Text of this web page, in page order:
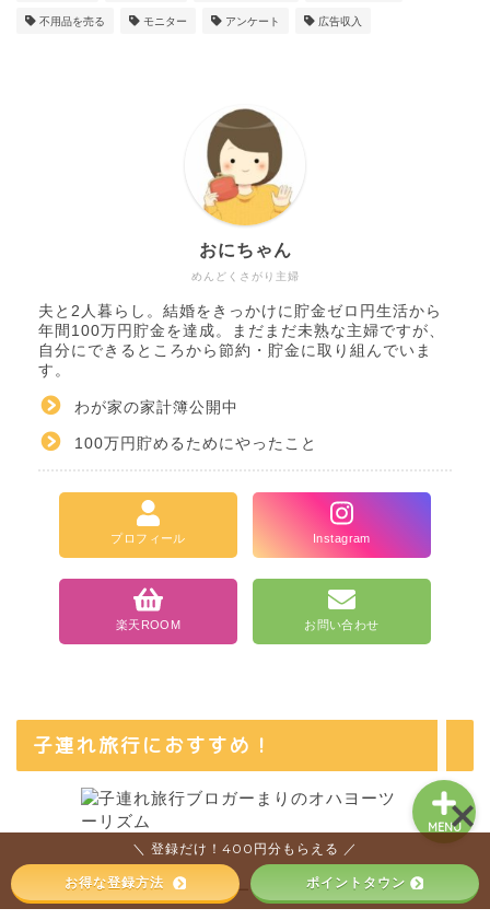
不用品を売る モニター アンケート 広告収入
めんどくさがり主婦
おにちゃん
夫と2人暮らし。結婚をきっかけに貯金ゼロ円生活から
年間100万円貯金を達成。まだまだ未熟な主婦ですが、
自分にできるところから節約・貯金に取り組んでいま
す。
わが家の家計簿公開中
100万円貯めるためにやったこと
プロフィール Instagram
楽天ROOM お問い合わせ
子連れ旅行におすすめ！
プライバシーポリシー お問い合わせ
MENU
ホーム
カテゴリ一覧
当ブログについて
＼ 登録だけ！400円分もらえる ／
お得な登録方法 ポイントタウン